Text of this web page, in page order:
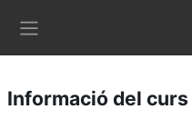
Informació del curs